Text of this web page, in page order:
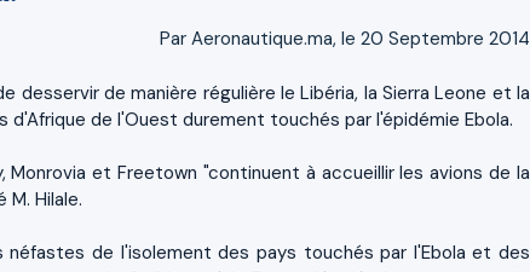
Par Aeronautique.ma, le 20 Septembre 2014
desservir de manière régulière le Libéria, la Sierra Leone et la
d'Afrique de l'Ouest durement touchés par l'épidémie Ebola.
Monrovia et Freetown "continuent à accueillir les avions de la
M. Hilale.
de l'isolement des pays touchés par l'Ebola et des